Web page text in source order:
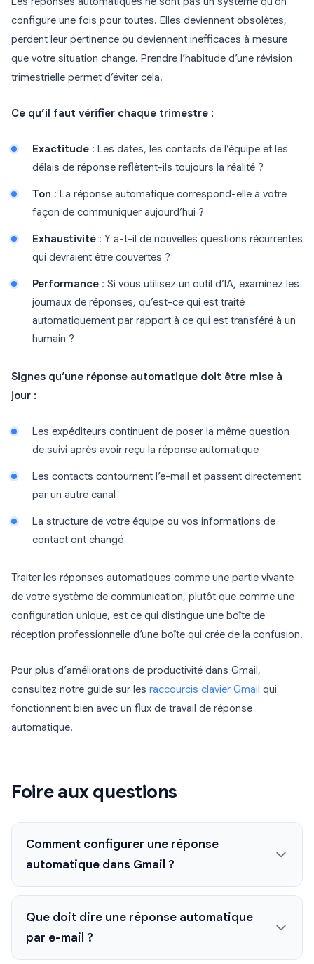
configure une fois pour toutes. Elles deviennent obsolètes,
perdent leur pertinence ou deviennent inefficaces à mesure
que votre situation change. Prendre l’habitude d’une révision
trimestrielle permet d’éviter cela.
Ce qu’il faut vérifier chaque trimestre :
Exactitude : Les dates, les contacts de l’équipe et les
délais de réponse reflètent-ils toujours la réalité ?
Ton : La réponse automatique correspond-elle à votre
façon de communiquer aujourd’hui ?
Exhaustivité : Y a-t-il de nouvelles questions récurrentes
qui devraient être couvertes ?
Performance : Si vous utilisez un outil d’IA, examinez les
journaux de réponses, qu’est-ce qui est traité
automatiquement par rapport à ce qui est transféré à un
humain ?
Signes qu’une réponse automatique doit être mise à
jour :
Les expéditeurs continuent de poser la même question
de suivi après avoir reçu la réponse automatique
Les contacts contournent l’e-mail et passent directement
par un autre canal
La structure de votre équipe ou vos informations de
contact ont changé
Traiter les réponses automatiques comme une partie vivante
de votre système de communication, plutôt que comme une
configuration unique, est ce qui distingue une boîte de
réception professionnelle d’une boîte qui crée de la confusion.
Pour plus d’améliorations de productivité dans Gmail,
consultez notre guide sur les raccourcis clavier Gmail qui
fonctionnent bien avec un flux de travail de réponse
automatique.
Foire aux questions
Comment configurer une réponse
automatique dans Gmail ?
Que doit dire une réponse automatique
par e-mail ?